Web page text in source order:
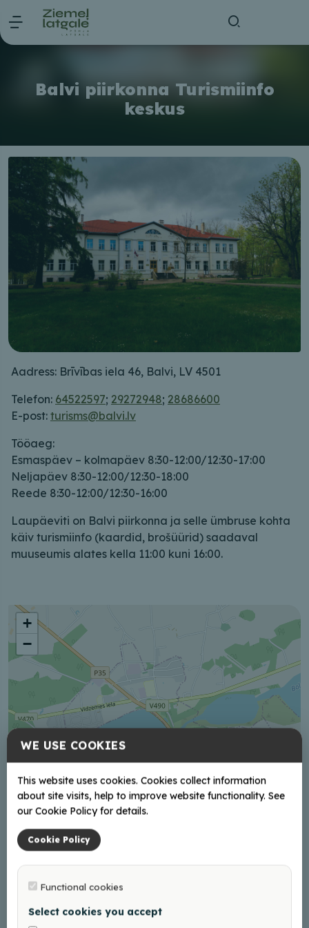
Balvi piirkonna Turismiinfo
keskus
Aadress: Brīvības iela 46, Balvi, LV 4501
Telefon: 64522597; 29272948; 28686600
E-post: turisms@balvi.lv
Tööaeg:
Esmaspäev – kolmapäev 8:30-12:00/12:30-17:00
Neljapäev 8:30-12:00/12:30-18:00
Reede 8:30-12:00/12:30-16:00
Laupäeviti on Balvi piirkonna ja selle ümbruse kohta
käiv turismiinfo (kaardid, brošüürid) saadaval
muuseumis alates kella 11:00 kuni 16:00.
+
−
WE USE COOKIES
This website uses cookies. Cookies collect information
about site visits, help to improve website functionality. See
our Cookie Policy for details.
Cookie Policy
Functional cookies
Select cookies you accept